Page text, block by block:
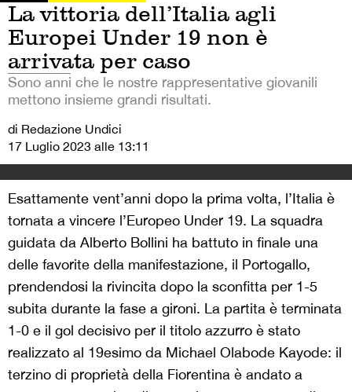
La vittoria dell’Italia agli
Europei Under 19 non è
arrivata per caso
Sono anni che le nostre rappresentative giovanili
mettono insieme grandi risultati.
di Redazione Undici
17 Luglio 2023 alle 13:11
Esattamente vent’anni dopo la prima volta, l’Italia è
tornata a vincere l’Europeo Under 19. La squadra
guidata da Alberto Bollini ha battuto in finale una
delle favorite della manifestazione, il Portogallo,
prendendosi la rivincita dopo la sconfitta per 1-5
subita durante la fase a gironi. La partita è terminata
1-0 e il gol decisivo per il titolo azzurro è stato
realizzato al 19esimo da Michael Olabode Kayode: il
terzino di proprietà della Fiorentina è andato a